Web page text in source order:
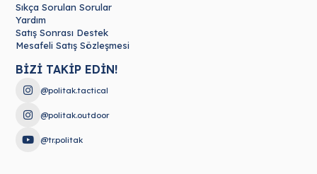
Sıkça Sorulan Sorular
Yardım
Satış Sonrası Destek
Mesafeli Satış Sözleşmesi
BİZİ TAKİP EDİN!
@politak.tactical
@politak.outdoor
@tr.politak